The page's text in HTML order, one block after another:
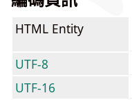
HTML Entity
UTF-8
UTF-16